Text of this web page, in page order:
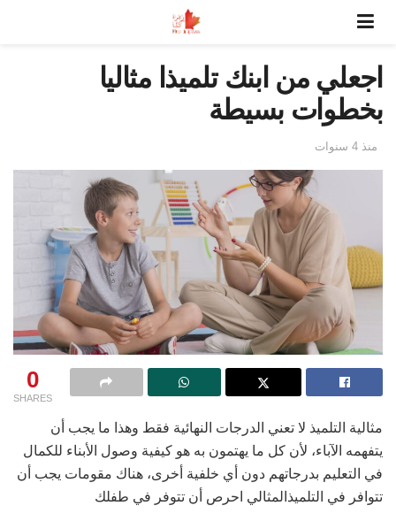
اجعلي من ابنك تلميذا مثاليا
بخطوات بسيطة
منذ 4 سنوات
0
SHARES
مثالية التلميذ لا تعني الدرجات النهائية فقط وهذا ما يجب أن
يتفهمه الآباء، لأن كل ما يهتمون به هو كيفية وصول الأبناء للكمال
في التعليم بدرجاتهم دون أي خلفية أخرى، هناك مقومات يجب أن
تتوافر في التلميذالمثالي احرص أن تتوفر في طفلك